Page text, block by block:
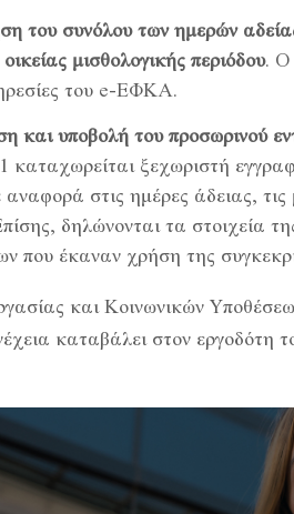
του συνόλου των ημερών
μισθολογικής περιόδου. Ο
του e-ΕΦΚΑ.
και υποβολή του προσωρινού
καταχωρείται ξεχωριστή
στις ημέρες άδειας,
δηλώνονται τα στοιχεία
που έκαναν χρήση της
και Κοινωνικών
καταβάλει στον εργοδότη